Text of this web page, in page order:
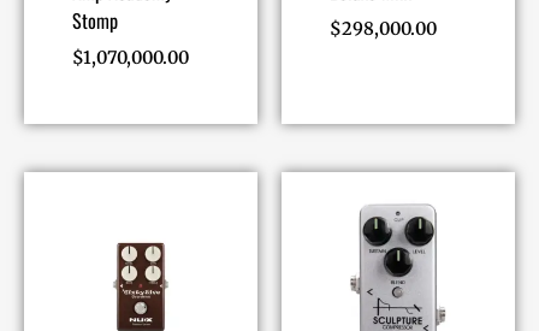
Stomp
$1,070,000.00
$298,000.00